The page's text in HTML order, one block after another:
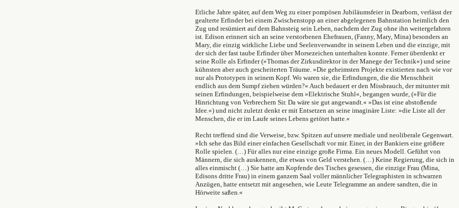
Etliche Jahre später, auf dem Weg zu einer pompösen Jubiläumsfeier in Dearborn, verlässt der
gealterte Erfinder bei einem Zwischenstopp an einer abgelegenen Bahnstation heimlich den
Zug und resümiert auf dem Bahnsteig sein Leben, nachdem der Zug ohne ihn weitergefahren
ist. Edison erinnert sich an seine verstorbenen Ehefrauen, (Fanny, Mary, Mina) besonders an
Mary, die einzig wirkliche Liebe und Seelenverwandte in seinem Leben und die einzige, mit
der sich der fast taube Erfinder über Morsezeichen unterhalten konnte. Ferner überdenkt er
seine Rolle als Erfinder (»Thomas der Zirkusdirektor in der Manege der Technik«) und seine
kühnsten aber auch gescheiterten Träume. »Die geheimsten Projekte existierten nach wie vor
nur als Prototypen in seinem Kopf. Wo waren sie, die Erfindungen, die die Menschheit
endlich aus dem Sumpf ziehen würden?« Auch bedauert er den Missbrauch, der mitunter mit
seinen Erfindungen, beispielweise dem »Elektrische Stuhl«, begangen wurde, (»Für die
Hinrichtung von Verbrechern Sir. Da wäre sie gut angewandt.« »Das ist eine abstoßende
Idee.«) und nicht zuletzt denkt er mit Entsetzen an seine imaginäre Liste: »die Liste all der
Menschen, die er im Laufe seines Lebens getötet hatte.«
Recht treffend sind die Verweise, bzw. Spitzen auf unsere mediale und neoliberale Gegenwart.
»Ich sehe das Bild einer einfachen Gesellschaft vor mir. Einer, in der Bankiers eine größere
Rolle spielen. (…) Für alles nur eine einzige große Firma. Ein neues Modell. Geführt von
Männern, die sich auskennen, die etwas von Geld verstehen. (…) Keine Regierung, die sich in
alles einmischt (…) Sie hatte am Kopfende des Tisches gesessen, die einzige Frau (Mina,
Edisons dritte Frau) in einem ganzem Saal voller männlicher Telegraphisten in schwarzen
Anzügen, hatte entsetzt mit angesehen, wie Leute Telegramme an andere sandten, die in
Hörweite saßen.«